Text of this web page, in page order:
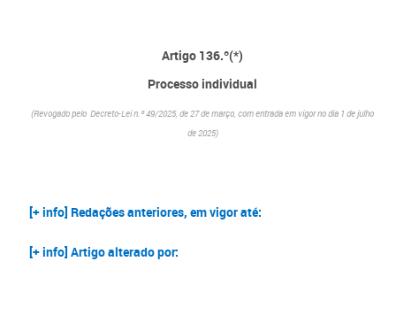
Artigo 136.º(*)
Processo individual
(Revogado pelo Decreto-Lei n.º 49/2025, de 27 de março, com entrada em vigor no dia 1 de julho
de 2025)
[+ info] Redações anteriores, em vigor até:
[+ info] Artigo alterado por: